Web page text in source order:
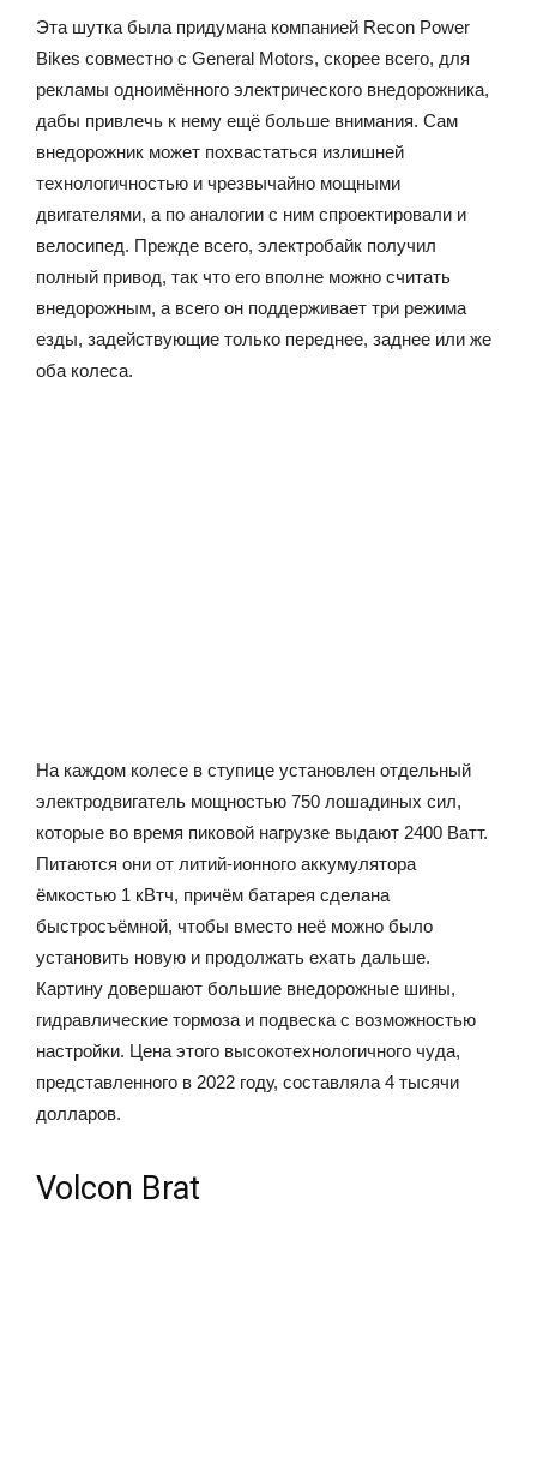
Эта шутка была придумана компанией Recon Power
Bikes совместно с General Motors, скорее всего, для
рекламы одноимённого электрического внедорожника,
дабы привлечь к нему ещё больше внимания. Сам
внедорожник может похвастаться излишней
технологичностью и чрезвычайно мощными
двигателями, а по аналогии с ним спроектировали и
велосипед. Прежде всего, электробайк получил
полный привод, так что его вполне можно считать
внедорожным, а всего он поддерживает три режима
езды, задействующие только переднее, заднее или же
оба колеса.
На каждом колесе в ступице установлен отдельный
электродвигатель мощностью 750 лошадиных сил,
которые во время пиковой нагрузке выдают 2400 Ватт.
Питаются они от литий-ионного аккумулятора
ёмкостью 1 кВтч, причём батарея сделана
быстросъёмной, чтобы вместо неё можно было
установить новую и продолжать ехать дальше.
Картину довершают большие внедорожные шины,
гидравлические тормоза и подвеска с возможностью
настройки. Цена этого высокотехнологичного чуда,
представленного в 2022 году, составляла 4 тысячи
долларов.
Volcon Brat